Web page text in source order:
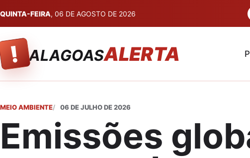
QUINTA-FEIRA, 06 DE AGOSTO DE 2026
! ALAGOASALERTA
MEIO AMBIENTE 06 DE JULHO DE 2026
Emissões